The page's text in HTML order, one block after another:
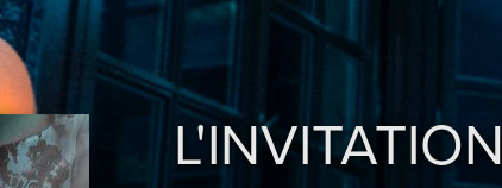
L'INVITATION